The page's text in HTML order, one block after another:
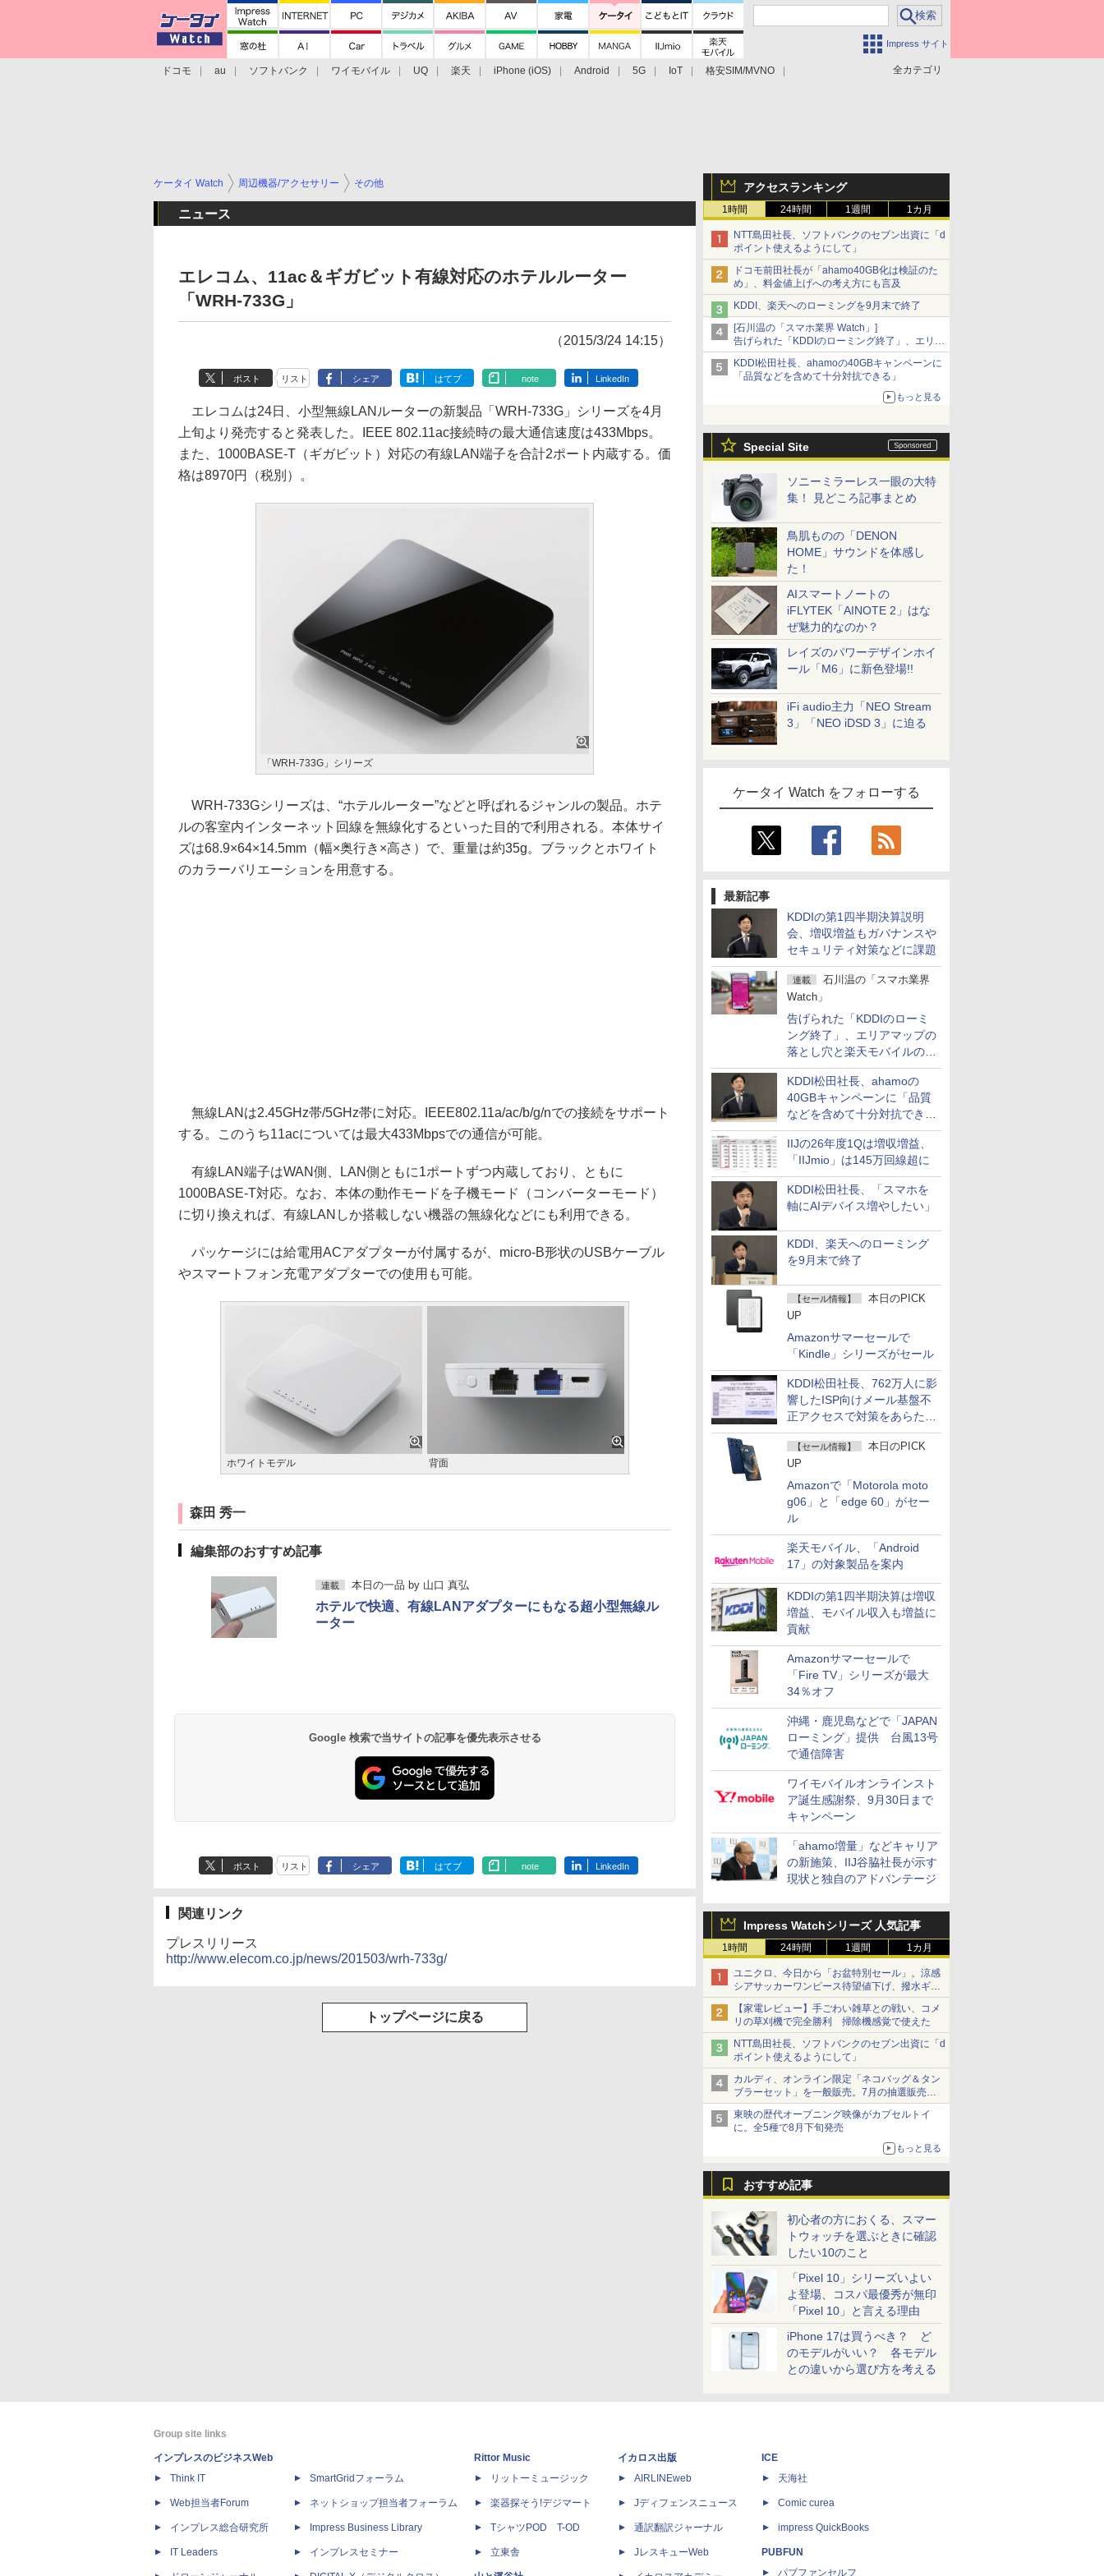
Impress サイト
全カテゴリ
ドコモ au ソフトバンク ワイモバイル UQ 楽天 iPhone (iOS) Android 5G IoT
格安SIM/MVNO
アクセスランキング
1時間 24時間 1週間 1カ月
NTT島田社長、ソフトバンクのセブン出資に「d
ポイント使えるようにして」
ドコモ前田社長が「ahamo40GB化は検証のた
め」、料金値上げへの考え方にも言及
KDDI、楽天へのローミングを9月末で終了
[石川温の「スマホ業界 Watch」]
告げられた「KDDIのローミング終了」、エリア
マップの落とし穴と楽天モバイルの課題
KDDI松田社長、ahamoの40GBキャンペーンに
「品質などを含めて十分対抗できる」
もっと見る
Special Site
ソニーミラーレス一眼の大特
集！ 見どころ記事まとめ
鳥肌ものの「DENON
HOME」サウンドを体感し
た！
AIスマートノートの
iFLYTEK「AINOTE 2」はな
ぜ魅力的なのか？
レイズのパワーデザインホイ
ール「M6」に新色登場!!
iFi audio主力「NEO Stream
3」「NEO iDSD 3」に迫る
ケータイ Watch をフォローする
最新記事
KDDIの第1四半期決算説明
会、増収増益もガバナンスや
セキュリティ対策などに課題
連載
石川温の「スマホ業界
Watch」
告げられた「KDDIのローミ
ング終了」、エリアマップの
落とし穴と楽天モバイルの課
題
KDDI松田社長、ahamoの
40GBキャンペーンに「品質
などを含めて十分対抗でき
る」
IIJの26年度1Qは増収増益、
「IIJmio」は145万回線超に
KDDI松田社長、「スマホを
軸にAIデバイス増やしたい」
KDDI、楽天へのローミング
を9月末で終了
【セール情報】
本日のPICK
UP
Amazonサマーセールで
「Kindle」シリーズがセール
KDDI松田社長、762万人に影
響したISP向けメール基盤不
正アクセスで対策をあらため
て説明
【セール情報】
本日のPICK
UP
Amazonで「Motorola moto
g06」と「edge 60」がセー
ル
楽天モバイル、「Android
17」の対象製品を案内
KDDIの第1四半期決算は増収
増益、モバイル収入も増益に
貢献
Amazonサマーセールで
「Fire TV」シリーズが最大
34％オフ
沖縄・鹿児島などで「JAPAN
ローミング」提供 台風13号
で通信障害
ワイモバイルオンラインスト
ア誕生感謝祭、9月30日まで
キャンペーン
「ahamo増量」などキャリア
の新施策、IIJ谷脇社長が示す
現状と独自のアドバンテージ
Impress Watchシリーズ 人気記事
1時間 24時間 1週間 1カ月
ユニクロ、今日から「お盆特別セール」。涼感
シアサッカーワンピース待望値下げ、撥水ギア
ショーツは1990円に
【家電レビュー】手ごわい雑草との戦い、コメ
リの草刈機で完全勝利 掃除機感覚で使えた
NTT島田社長、ソフトバンクのセブン出資に「d
ポイント使えるようにして」
カルディ、オンライン限定「ネコバッグ＆タン
ブラーセット」を一般販売。7月の抽選販売の
当選無効分
東映の歴代オープニング映像がカプセルトイ
に。全5種で8月下旬発売
もっと見る
おすすめ記事
初心者の方におくる、スマー
トウォッチを選ぶときに確認
したい10のこと
「Pixel 10」シリーズいよい
よ登場、コスパ最優秀が無印
「Pixel 10」と言える理由
iPhone 17は買うべき？ ど
のモデルがいい？ 各モデル
との違いから選び方を考える
ケータイ Watch 周辺機器/アクセサリー その他
ニュース
エレコム、11ac＆ギガビット有線対応のホテルルーター
「WRH-733G」
（2015/3/24 14:15）
ポスト リスト シェア はてブ note LinkedIn
エレコムは24日、小型無線LANルーターの新製品「WRH-733G」シリーズを4月
上旬より発売すると発表した。IEEE 802.11ac接続時の最大通信速度は433Mbps。
また、1000BASE-T（ギガビット）対応の有線LAN端子を合計2ポート内蔵する。価
格は8970円（税別）。
「WRH-733G」シリーズ
WRH-733Gシリーズは、“ホテルルーター”などと呼ばれるジャンルの製品。ホテ
ルの客室内インターネット回線を無線化するといった目的で利用される。本体サイ
ズは68.9×64×14.5mm（幅×奥行き×高さ）で、重量は約35g。ブラックとホワイト
のカラーバリエーションを用意する。
無線LANは2.45GHz帯/5GHz帯に対応。IEEE802.11a/ac/b/g/nでの接続をサポート
する。このうち11acについては最大433Mbpsでの通信が可能。
有線LAN端子はWAN側、LAN側ともに1ポートずつ内蔵しており、ともに
1000BASE-T対応。なお、本体の動作モードを子機モード（コンバーターモード）
に切り換えれば、有線LANしか搭載しない機器の無線化などにも利用できる。
パッケージには給電用ACアダプターが付属するが、micro-B形状のUSBケーブル
やスマートフォン充電アダプターでの使用も可能。
ホワイトモデル 背面
森田 秀一
編集部のおすすめ記事
連載 本日の一品 by 山口 真弘
ホテルで快適、有線LANアダプターにもなる超小型無線ル
ーター
Google 検索で当サイトの記事を優先表示させる
ポスト リスト シェア はてブ note LinkedIn
関連リンク
プレスリリース
http://www.elecom.co.jp/news/201503/wrh-733g/
トップページに戻る
Group site links
インプレスのビジネスWeb
Think IT
Web担当者Forum
インプレス総合研究所
IT Leaders
SmartGridフォーラム
ネットショップ担当者フォーラム
Impress Business Library
インプレスセミナー
Rittor Music
リットーミュージック
楽器探そう!デジマート
TシャツPOD T-OD
立東舎
イカロス出版
AIRLINEweb
Jディフェンスニュース
通訳翻訳ジャーナル
JレスキューWeb
ICE
天海社
Comic curea
impress QuickBooks
PUBFUN
パブファンセルフ